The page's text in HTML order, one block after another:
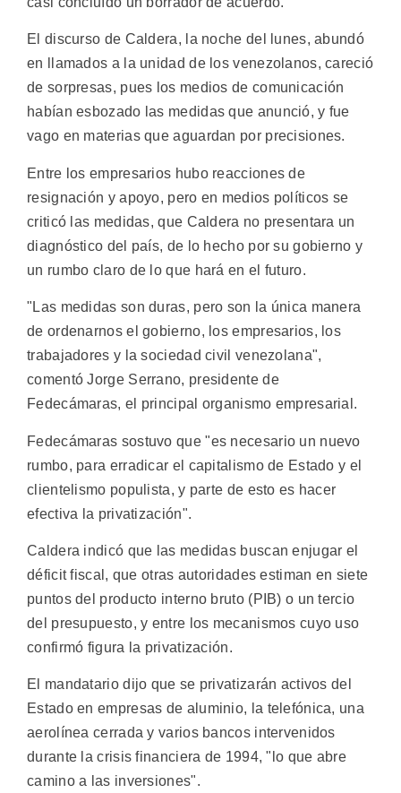
El discurso de Caldera, la noche del lunes, abundó
en llamados a la unidad de los venezolanos, careció
de sorpresas, pues los medios de comunicación
habían esbozado las medidas que anunció, y fue
vago en materias que aguardan por precisiones.
Entre los empresarios hubo reacciones de
resignación y apoyo, pero en medios políticos se
criticó las medidas, que Caldera no presentara un
diagnóstico del país, de lo hecho por su gobierno y
un rumbo claro de lo que hará en el futuro.
"Las medidas son duras, pero son la única manera
de ordenarnos el gobierno, los empresarios, los
trabajadores y la sociedad civil venezolana",
comentó Jorge Serrano, presidente de
Fedecámaras, el principal organismo empresarial.
Fedecámaras sostuvo que "es necesario un nuevo
rumbo, para erradicar el capitalismo de Estado y el
clientelismo populista, y parte de esto es hacer
efectiva la privatización".
Caldera indicó que las medidas buscan enjugar el
déficit fiscal, que otras autoridades estiman en siete
puntos del producto interno bruto (PIB) o un tercio
del presupuesto, y entre los mecanismos cuyo uso
confirmó figura la privatización.
El mandatario dijo que se privatizarán activos del
Estado en empresas de aluminio, la telefónica, una
aerolínea cerrada y varios bancos intervenidos
durante la crisis financiera de 1994, "lo que abre
camino a las inversiones".